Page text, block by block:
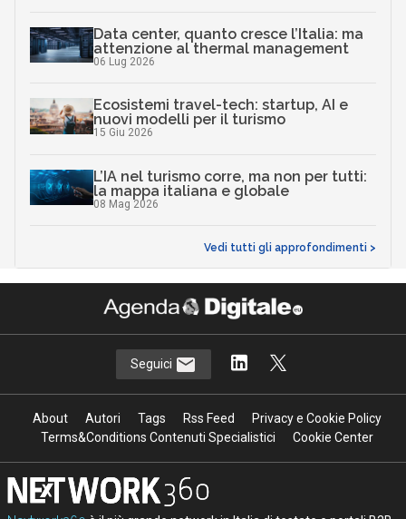
Data center, quanto cresce l’Italia: ma
attenzione al thermal management
06 Lug 2026
Ecosistemi travel-tech: startup, AI e
nuovi modelli per il turismo
15 Giu 2026
L’IA nel turismo corre, ma non per tutti:
la mappa italiana e globale
08 Mag 2026
Vedi tutti gli approfondimenti >
Seguici
About Autori Tags Rss Feed
Privacy e Cookie Policy
Terms&Conditions Contenuti Specialistici
Cookie Center